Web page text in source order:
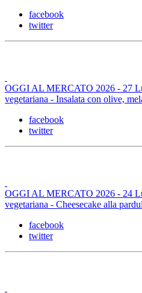
facebook
twitter
OGGI AL MERCATO 2026 - 27
vegetariana - Insalata con olive,
facebook
twitter
OGGI AL MERCATO 2026 - 24
vegetariana - Cheesecake alla
facebook
twitter